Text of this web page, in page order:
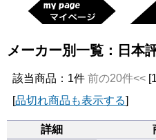
メーカー別一覧：日本
該当商品：1件 前の20件<<
[品切れ商品も表示する]
詳細